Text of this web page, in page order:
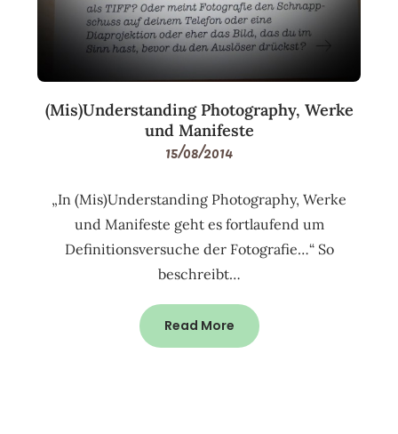
(Mis)Understanding Photography, Werke
und Manifeste
15/08/2014
„In (Mis)Understanding Photography, Werke
und Manifeste geht es fortlaufend um
Definitionsversuche der Fotografie…“ So
beschreibt…
Read More